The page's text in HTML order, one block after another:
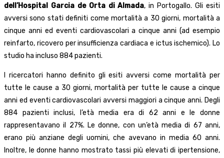
dell’Hospital Garcia de Orta di Almada, in Portogallo. Gli esiti
avversi sono stati definiti come mortalità a 30 giorni, mortalità a
cinque anni ed eventi cardiovascolari a cinque anni (ad esempio
reinfarto, ricovero per insufficienza cardiaca e ictus ischemico). Lo
studio ha incluso 884 pazienti.
I ricercatori hanno definito gli esiti avversi come mortalità per
tutte le cause a 30 giorni, mortalità per tutte le cause a cinque
anni ed eventi cardiovascolari avversi maggiori a cinque anni. Degli
884 pazienti inclusi, l’età media era di 62 anni e le donne
rappresentavano il 27%. Le donne, con un’età media di 67 anni,
erano più anziane degli uomini, che avevano in media 60 anni.
Inoltre, le donne hanno mostrato tassi più elevati di ipertensione,